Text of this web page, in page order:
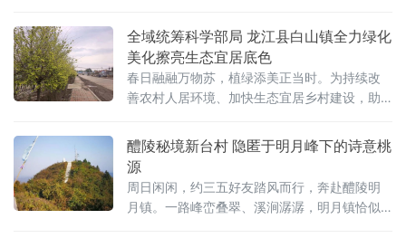
条古巷之中。这里的青石板被岁月磨得发亮，
老木门满是斑驳沧桑，每一条古巷都藏着浓郁
的烟火气，藏着深厚的文脉，藏着醴陵人数百
年的生活记忆，宛如一部部无言的史书，等待
着人们去翻阅。今天，就让我们一同走进醴陵
全域统筹科学部局 龙江县白山镇全力绿化
美化擦亮生态宜居底色
春日融融万物苏，植绿添美正当时。为持续改
善农村人居环境、加快生态宜居乡村建设，助
绿化黄金时节，全面启动街道、村屯、道路沿
线全域绿化美化行动，通过大规模植绿、美
化、精细管护，镇村环境面貌焕然一新，生态
宜居品质持续升级。本次绿化工作坚持全域统
筹、科学布局，打破镇村区域界限，一体化规
醴陵秘境新台村 隐匿于明月峰下的诗意桃
源
周日闲闲，约三五好友踏风而行，奔赴醴陵明
月镇。一路峰峦叠翠、溪涧潺潺，明月镇恰似